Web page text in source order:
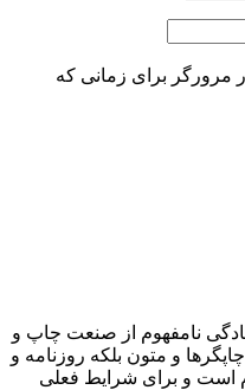
مرورگر برای زمانی که
نامفهوم از صنعت چاپ و
و متون بلکه روزنامه و
است و برای شرایط فعلی